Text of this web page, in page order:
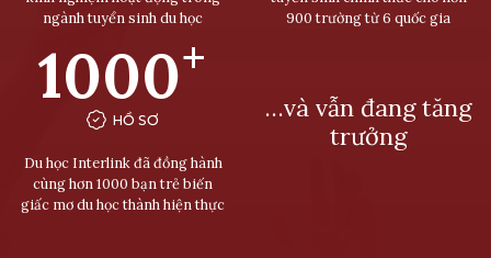
ngành tuyển sinh du học
900 trường từ 6 quốc gia
1000+
HỒ SƠ
Du học Interlink đã đồng hành
cùng hơn 1000 bạn trẻ biến
giấc mơ du học thành hiện thực
…và vẫn đang tăng
trưởng